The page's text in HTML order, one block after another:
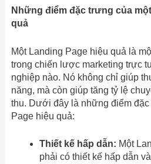
Những điểm đặc trưng của
quả
Một Landing Page hiệu quả là
trong chiến lược marketing trực
nghiệp nào. Nó không chỉ giúp
năng, mà còn giúp tăng tỷ lệ
thu. Dưới đây là những điểm
Page hiệu quả:
Thiết kế hấp dẫn: Một
phải có thiết kế hấp dẫn